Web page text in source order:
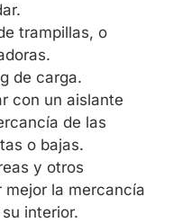
trampillas, o
de carga.
con un aislante
de las
o bajas.
y otros
mejor la mercancía
interior.